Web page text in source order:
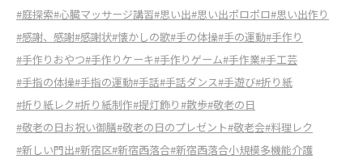
#庭探索#心臓マッサージ講習#思い出#思い出ポロポロ#思い出作り
#感謝、感謝#感謝状#懐かしの歌#手の体操#手の運動#手作り
#手作りおやつ#手作りケーキ#手作りゲーム#手作業#手工芸
#手指の体操#手指の運動#手話#手話ダンス#手遊び#折り紙
#折り紙レク#折り紙制作#提灯飾り#散歩#敬老の日
#敬老の日お祝い御膳#敬老の日のプレゼント#敬老会#料理レク
#新しい門出#新宿区#新宿西落合#新宿西落合小規模多機能介護